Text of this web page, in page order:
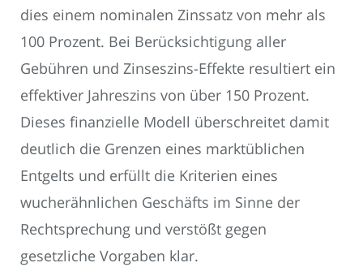
dies einem nominalen Zinssatz von mehr als
100 Prozent. Bei Berücksichtigung aller
Gebühren und Zinseszins-Effekte resultiert ein
effektiver Jahreszins von über 150 Prozent.
Dieses finanzielle Modell überschreitet damit
deutlich die Grenzen eines marktüblichen
Entgelts und erfüllt die Kriterien eines
wucherähnlichen Geschäfts im Sinne der
Rechtsprechung und verstößt gegen
gesetzliche Vorgaben klar.